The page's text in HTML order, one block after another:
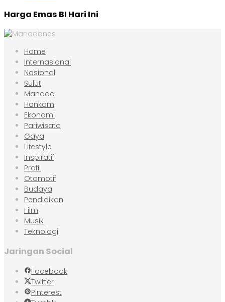
Harga Emas BI Hari Ini
Home
Internasional
Nasional
Sulut
Manado
Hankam
Ekonomi
Pariwisata
Gaya
Lifestyle
Inspiratif
Profil
Otomotif
Budaya
Pendidikan
Film
Musik
Teknologi
Jaringan Social
Facebook
Twitter
Pinterest